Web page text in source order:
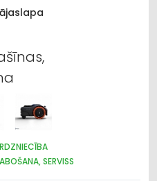
SERVISS